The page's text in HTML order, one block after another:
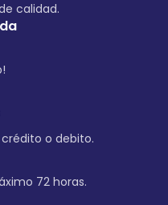
calidad.
o debito.
72 horas.